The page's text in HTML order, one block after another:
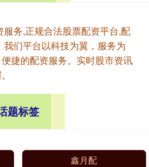
务,正规合法股票配资平台,配
们平台以科技为翼，服务为
捷的配资服务。实时股市资讯
题标签
鑫月配